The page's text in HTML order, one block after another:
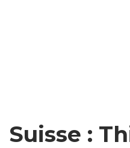
Suisse :